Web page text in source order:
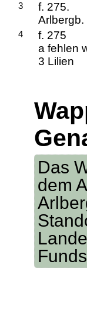
3
f. 275.
Arlbergb.
4
f. 275
a fehlen
3 Lilien
Das
dem